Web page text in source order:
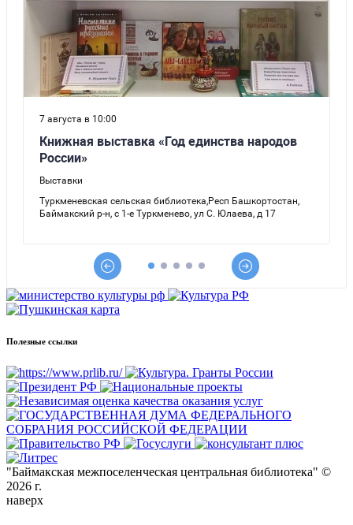
Полезные ссылки
"Баймакская межпоселенческая центральная библиотека" ©
2026 г.
наверх